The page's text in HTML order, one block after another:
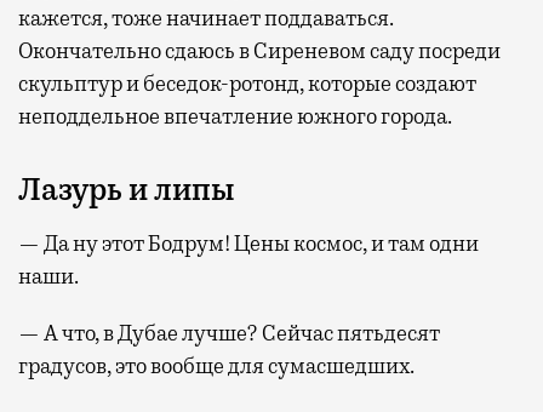
кажется, тоже начинает поддаваться.
Окончательно сдаюсь в Сиреневом саду посреди
скульптур и беседок-ротонд, которые создают
неподдельное впечатление южного города.
Лазурь и липы
— Да ну этот Бодрум! Цены космос, и там одни
наши.
— А что, в Дубае лучше? Сейчас пятьдесят
градусов, это вообще для сумасшедших.